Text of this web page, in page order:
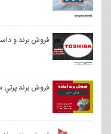
فروش برند و
فروش برند پرتي